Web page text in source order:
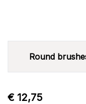
Round
€ 12,75